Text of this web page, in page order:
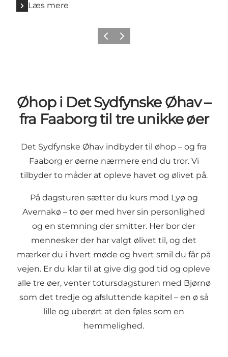
Læs mere
Forrige billede
Næste billede
Øhop i Det Sydfynske Øhav –
fra Faaborg til tre unikke øer
Det Sydfynske Øhav indbyder til øhop – og fra
Faaborg er øerne nærmere end du tror. Vi
tilbyder to måder at opleve havet og ølivet på.
På dagsturen sætter du kurs mod Lyø og
Avernakø – to øer med hver sin personlighed
og en stemning der smitter. Her bor der
mennesker der har valgt ølivet til, og det
mærker du i hvert møde og hvert smil du får på
vejen. Er du klar til at give dig god tid og opleve
alle tre øer, venter totursdagsturen med Bjørnø
som det tredje og afsluttende kapitel – en ø så
lille og uberørt at den føles som en
hemmelighed.